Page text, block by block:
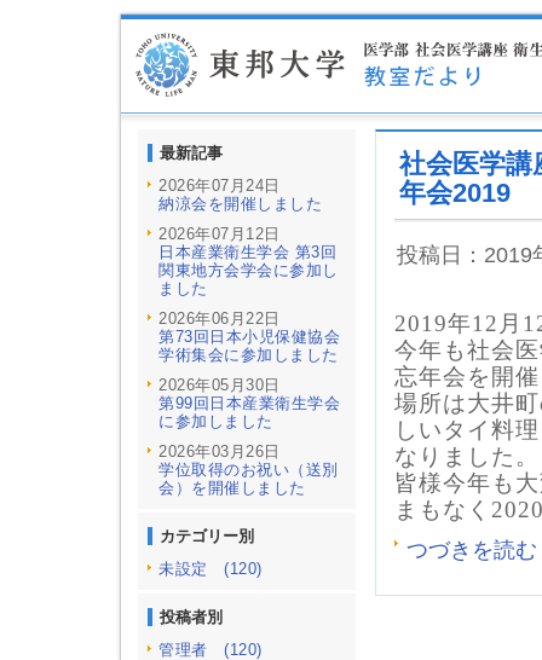
最新記事
2026年07月24日
納涼会を開催しました
2026年07月12日
日本産業衛生学会 第3回
関東地方会学会に参加し
ました
2026年06月22日
第73回日本小児保健協会
学術集会に参加しました
2026年05月30日
第99回日本産業衛生学会
に参加しました
2026年03月26日
学位取得のお祝い（送別
会）を開催しました
カテゴリー別
未設定 (120)
投稿者別
管理者 (120)
社会医学講
年会2019
投稿日：2019
2019年12月
今年も社会
忘年会を開
場所は大井
しいタイ料
なりました。
皆様今年も
まもなく
つづきを読む